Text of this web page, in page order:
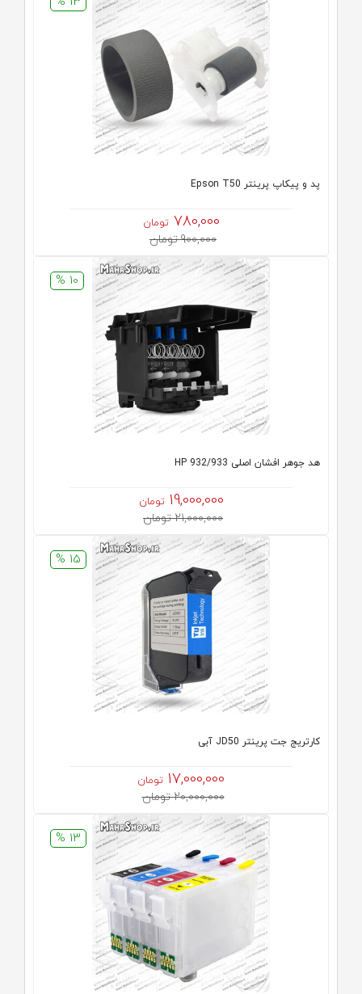
پد و پیکاپ پرینتر Epson T50
780,000 تومان
900,000 تومان
10 %
هد جوهر افشان اصلی HP 932/933
19,000,000 تومان
21,000,000 تومان
15 %
کارتریج جت پرینتر JD50 آبی
17,000,000 تومان
20,000,000 تومان
13 %